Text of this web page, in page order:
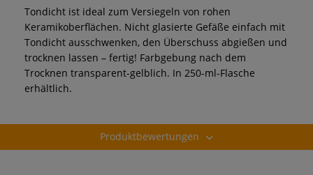
Tondicht ist ideal zum Versiegeln von rohen
Keramikoberflächen. Nicht glasierte Gefäße einfach mit
Tondicht ausschwenken, den Überschuss abgießen und
trocknen lassen – fertig! Farbgebung nach dem
Trocknen transparent-gelblich. In 250-ml-Flasche
erhältlich.
Produktbewertungen